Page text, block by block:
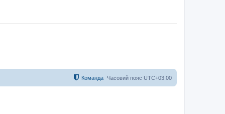
Часовий пояс UTC+03:00
Команда